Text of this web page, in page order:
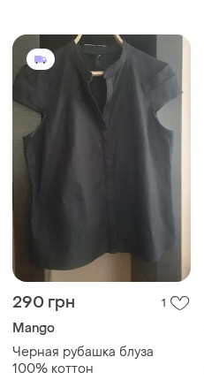
290 грн 1
Mango
Черная рубашка блуза
100% коттон